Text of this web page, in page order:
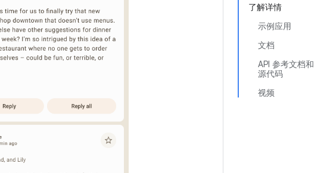
了解详情
示例应用
文档
API 参考文档和
源代码
视频